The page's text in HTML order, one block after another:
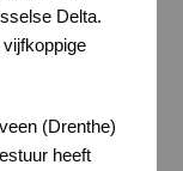
Delta.
(Drenthe)
heeft